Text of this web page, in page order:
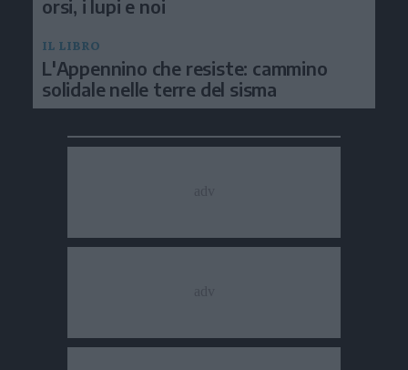
orsi, i lupi e noi
IL LIBRO
L'Appennino che resiste: cammino
solidale nelle terre del sisma